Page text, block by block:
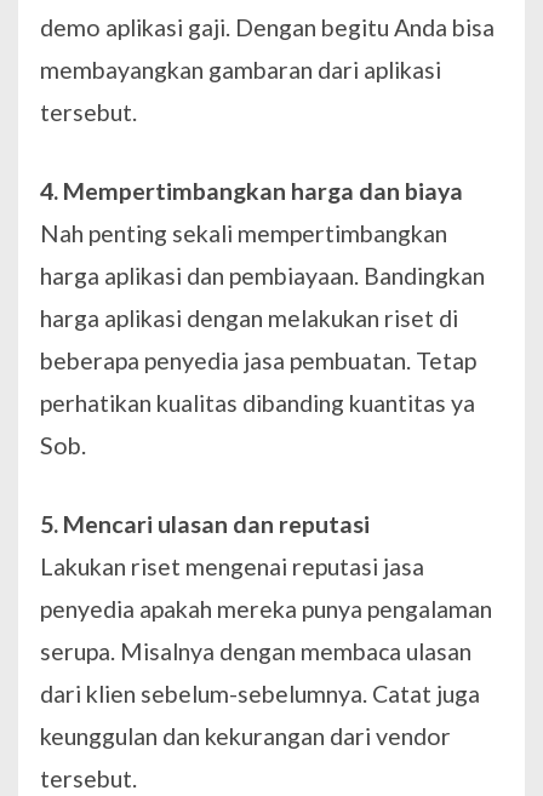
demo aplikasi gaji. Dengan begitu Anda bisa
membayangkan gambaran dari aplikasi
tersebut.
4. Mempertimbangkan harga dan biaya
Nah penting sekali mempertimbangkan
harga aplikasi dan pembiayaan. Bandingkan
harga aplikasi dengan melakukan riset di
beberapa penyedia jasa pembuatan. Tetap
perhatikan kualitas dibanding kuantitas ya
Sob.
5. Mencari ulasan dan reputasi
Lakukan riset mengenai reputasi jasa
penyedia apakah mereka punya pengalaman
serupa. Misalnya dengan membaca ulasan
dari klien sebelum-sebelumnya. Catat juga
keunggulan dan kekurangan dari vendor
tersebut.